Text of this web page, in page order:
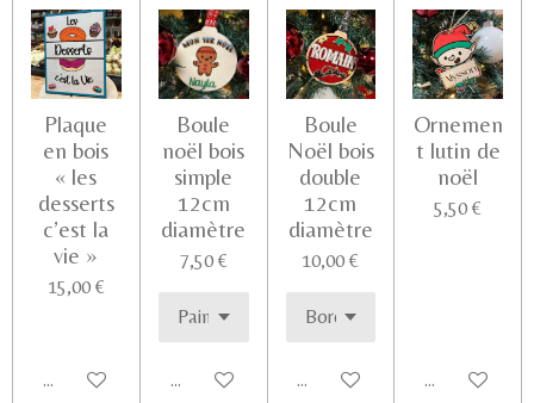
Plaque
en bois
« les
desserts
c’est la
vie »
15,00 €
Ajouter au panier
Boule
noël bois
simple
12cm
diamètre
7,50 €
Voir les détails
Boule
Noël bois
double
12cm
diamètre
10,00 €
Voir les détails
Ornemen
t lutin de
noël
5,50 €
Voir les